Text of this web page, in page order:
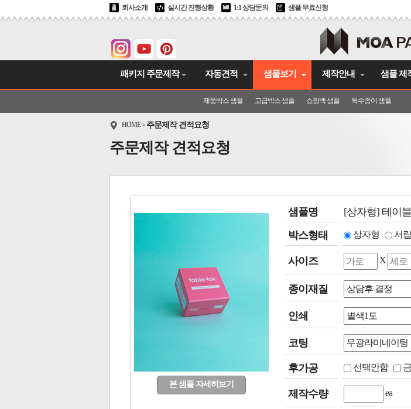
회사소개 실시간 진행상황 1:1 상담문의 샘플 무료신청
패키지 주문제작 자동견적 샘플보기
제품박스 샘플 고급박스 샘플 쇼핑백 샘플 특수종이 샘플
제작안내 샘플 제
HOME> 주문제작 견적요청
주문제작 견적요청
본 샘플 자세히보기
샘플명
[상자형] 테이
박스형태
상자형 서
사이즈 X
종이재질
인쇄
코팅
후가공 선택안함
제작수량 ea